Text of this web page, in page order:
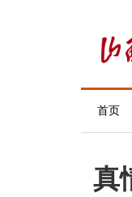
首页
真